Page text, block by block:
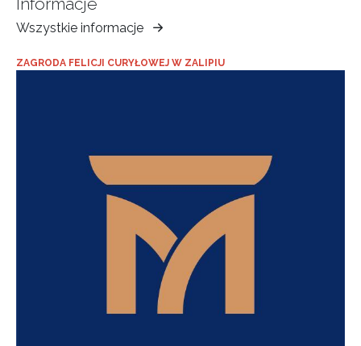
Wszystkie informacje
Muzeum
Ziemi
Tarnowskiej
ZAGRODA FELICJI CURYŁOWEJ W ZALIPIU